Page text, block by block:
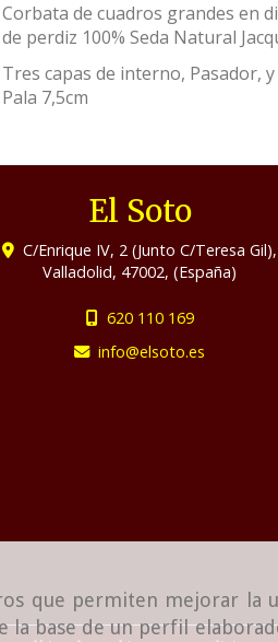
que permiten mejorar la
la base de un perfil
Corbata de cuadros grandes en
de perdiz 100% Seda Natural
Tres capas de interno, Pasador,
Pala 7,5cm
El Soto
C/Enrique IV, 2 (Junto C/Teresa Gil),
Valladolid, 47002,(España)
620 110 169
info
elsoto.es